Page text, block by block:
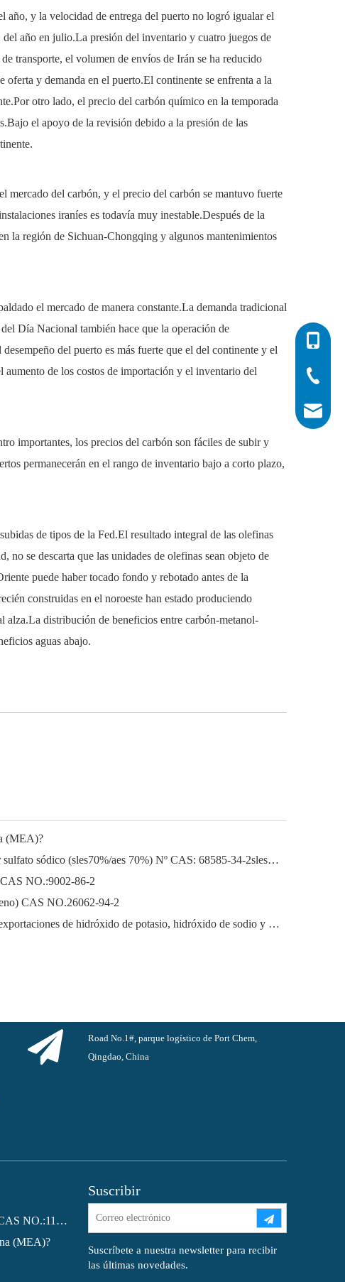
año, y la velocidad de entrega del puerto no logró igualar el
año en julio.La presión del inventario y cuatro juegos de
transporte, el volumen de envíos de Irán se ha reducido
y demanda en el puerto.El continente se enfrenta a la
otro lado, el precio del carbón químico en la temporada
el apoyo de la revisión debido a la presión de las
mercado del carbón, y el precio del carbón se mantuvo fuerte
iraníes es todavía muy inestable.Después de la
la región de Sichuan-Chongqing y algunos mantenimientos
el mercado de manera constante.La demanda tradicional
Día Nacional también hace que la operación de
del puerto es más fuerte que el del continente y el
de los costos de importación y el inventario del
importantes, los precios del carbón son fáciles de subir y
permanecerán en el rango de inventario bajo a corto plazo,
de tipos de la Fed.El resultado integral de las olefinas
se descarta que las unidades de olefinas sean objeto de
puede haber tocado fondo y rebotado antes de la
construidas en el noroeste han estado produciendo
alza.La distribución de beneficios entre carbón-metanol-
aguas abajo.
(MEA)?
Lauril éter sódico Lauril éter sulfato sódico (sles70%/aes 70%) Nº CAS: 68585-34-2sles70%/aes 70%) Nº CAS: 68585-34-2
NO.:9002-86-2
CAS NO.26062-94-2
El próspero mercado de las exportaciones de hidróxido de potasio, hidróxido de sodio y peróxido de hidrógeno de China: una revisión del año pasado
0086-
0086-
0086-
Road No.1#, parque logístico de Port Chem,
Qingdao, China
Ftalato de dioctilo (DOP) CAS NO.:117-81-7
(MEA)?
Suscribir
Suscríbete a nuestra newsletter para recibir
las últimas novedades.